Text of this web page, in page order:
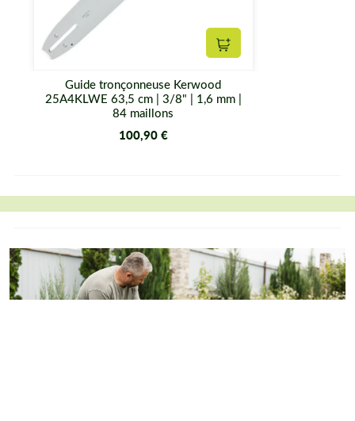
Ajouter au panier
Guide tronçonneuse Kerwood
25A4KLWE 63,5 cm | 3/8" | 1,6 mm |
84 maillons
100,90 €